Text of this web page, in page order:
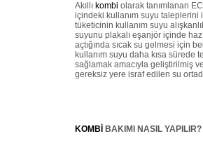
Akıllı kombi olarak tanımlanan
içindeki kullanım suyu
tüketicinin kullanım suyu
suyunu plakalı eşanjör içinde
açtığında sıcak su gelmesi için
kullanım suyu daha kısa sürede
sağlamak amacıyla geliştirilmiş
gereksiz yere israf edilen su
KOMBİ
BAKIMI NASIL YAPILIR?